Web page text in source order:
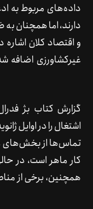
داده‌های مربوط به
دارند، اما همچنان
گزارش کتاب بژ
اشتغال را در اوایل
تماس‌ها از بخش‌های
کار ماهر است، در
همچنین، برخی از